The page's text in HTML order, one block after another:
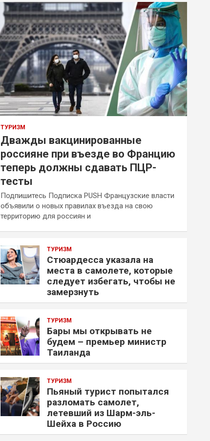
ТУРИЗМ
Дважды вакцинированные
россияне при въезде во Францию
теперь должны сдавать ПЦР-
тесты
Подпишитесь Подписка PUSH Французские власти
объявили о новых правилах въезда на свою
территорию для россиян и
ТУРИЗМ
Стюардесса указала на
места в самолете, которые
следует избегать, чтобы не
замерзнуть
ТУРИЗМ
Бары мы открывать не
будем – премьер министр
Таиланда
ТУРИЗМ
Пьяный турист попытался
разломать самолет,
летевший из Шарм-эль-
Шейха в Россию